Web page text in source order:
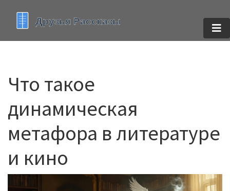
Что такое
динамическая
метафора в литературе
и кино